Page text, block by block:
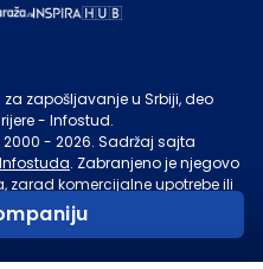
zapošljavanje u Srbiji, deo
- Infostud.
2000 - 2026. Sadržaj sajta
Infostuda. Zabranjeno je njegovo
, zarad komercijalne upotrebe ili
posetilaca sajta.